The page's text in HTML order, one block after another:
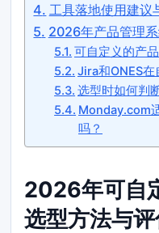
工具落地使用建议
2026年产品管理
可自定义的产
Jira和ONES在
选型时如何判
Monday.com
吗？
2026年可自
选型方法与